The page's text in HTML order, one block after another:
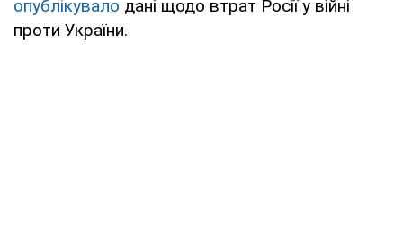
опублікувало дані щодо втрат Росії у війні
проти України.